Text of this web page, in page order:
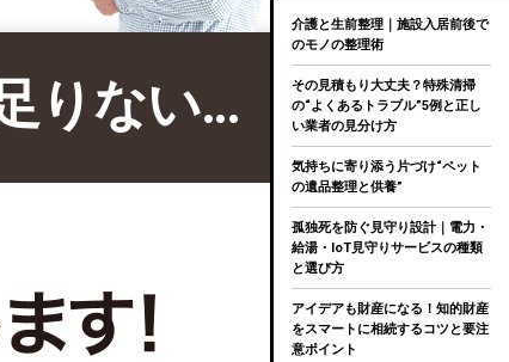
りない…
介護と生前整理｜施設入居前後で
のモノの整理術
その見積もり大丈夫？特殊清掃
の“よくあるトラブル”5例と正し
い業者の見分け方
気持ちに寄り添う片づけ“ペット
の遺品整理と供養”
孤独死を防ぐ見守り設計｜電力・
給湯・IoT見守りサービスの種類
と選び方
アイデアも財産になる！知的財産
をスマートに相続するコツと要注
意ポイント